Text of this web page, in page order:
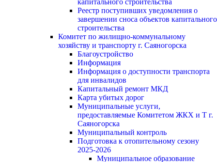
капитального строительства
Реестр поступивших уведомления о
завершении сноса объектов капитального
строительства
Комитет по жилищно-коммунальному
хозяйству и транспорту г. Саяногорска
Благоустройство
Информация
Информация о доступности транспорта
для инвалидов
Капитальный ремонт МКД
Карта убитых дорог
Муниципальные услуги,
предоставляемые Комитетом ЖКХ и Т г.
Саяногорска
Муниципальный контроль
Подготовка к отопительному сезону
2025-2026
Муниципальное образование